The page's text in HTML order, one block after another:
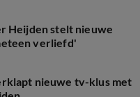
Heijden stelt nieuwe
verliefd'
nieuwe tv-klus met